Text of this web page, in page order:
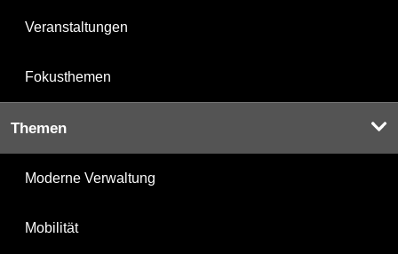
Veranstaltungen
Fokusthemen
Themen
Moderne Verwaltung
Mobilität